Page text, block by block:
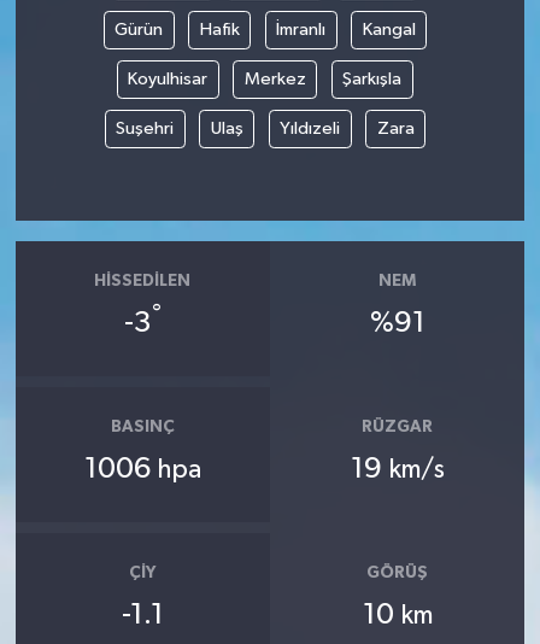
Gürün Hafik İmranlı Kangal
Koyulhisar Merkez Şarkışla
Suşehri Ulaş Yıldızeli Zara
HISSEDILEN
-3°
NEM
%91
BASINÇ
1006 hpa
RÜZGAR
19 km/s
ÇIY
-1.1
GÖRÜŞ
10 km